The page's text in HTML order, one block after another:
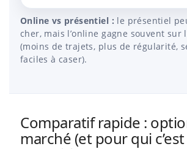
Online vs présentiel : le présentiel
cher, mais l’online gagne souvent sur
(moins de trajets, plus de régularité,
faciles à caser).
Comparatif rapide :
marché (et pour qui c’est